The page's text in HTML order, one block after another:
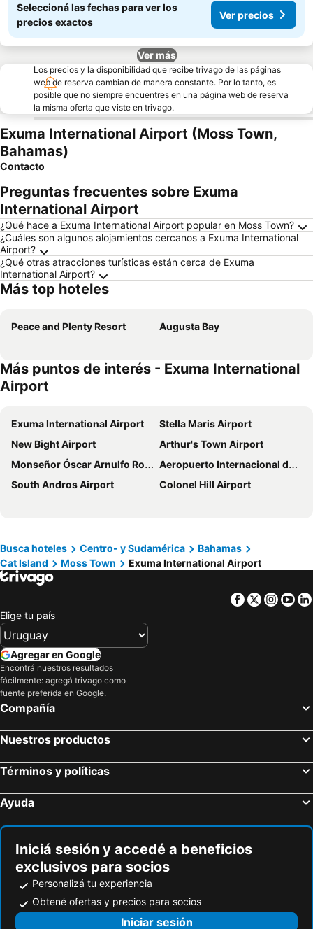
Seleccioná las fechas para ver los
precios exactos
Ver precios
Ver más
Los precios y la disponibilidad que recibe trivago de las páginas
web de reserva cambian de manera constante. Por lo tanto, es
posible que no siempre encuentres en una página web de reserva
la misma oferta que viste en trivago.
Exuma International Airport (Moss Town,
Bahamas)
Contacto
Preguntas frecuentes sobre Exuma
International Airport
¿Qué hace a Exuma International Airport popular en Moss Town?
¿Cuáles son algunos alojamientos cercanos a Exuma International
Airport?
¿Qué otras atracciones turísticas están cerca de Exuma
International Airport?
Más top hoteles
Peace and Plenty Resort Augusta Bay
Más puntos de interés - Exuma International
Airport
Exuma International Airport
Stella Maris Airport
New Bight Airport
Arthur's Town Airport
Monseñor Óscar Arnulfo Romero International Airport
Aeropuerto Internacional de Rock Sound
South Andros Airport
Colonel Hill Airport
Busca hoteles Centro- y Sudamérica
Bahamas
Cat Island
Moss Town Exuma International Airport
Facebook
Twitter
Elige tu país
Agregar en Google
Encontrá nuestros resultados
fácilmente: agregá trivago como
fuente preferida en Google.
Compañía
Nuestros productos
Términos y políticas
Ayuda
Iniciá sesión y accedé a beneficios
exclusivos para socios
Personalizá tu experiencia
Obtené ofertas y precios para socios
Iniciar sesión